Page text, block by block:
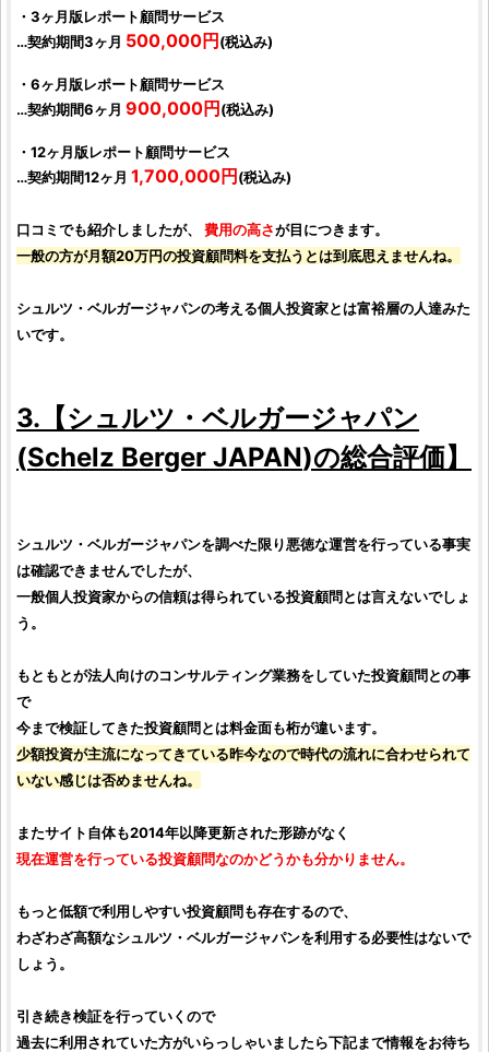
・3ヶ月版レポート顧問サービス
…契約期間3ヶ月 500,000円 (税込み)
・6ヶ月版レポート顧問サービス
…契約期間6ヶ月 900,000円 (税込み)
・12ヶ月版レポート顧問サービス
…契約期間12ヶ月 1,700,000円 (税込み)
口コミでも紹介しましたが、 費用の高さが目につきます。
一般の方が月額20万円の投資顧問料を支払うとは到底思えませんね。
シュルツ・ベルガージャパンの考える個人投資家とは富裕層の人達みた
いです。
3.【シュルツ・ベルガージャパン
(Schelz Berger JAPAN)の総合評価】
シュルツ・ベルガージャパンを調べた限り悪徳な運営を行っている事実
は確認できませんでしたが、
一般個人投資家からの信頼は得られている投資顧問とは言えないでしょ
う。
もともとが法人向けのコンサルティング業務をしていた投資顧問との事
で
今まで検証してきた投資顧問とは料金面も桁が違います。
少額投資が主流になってきている昨今なので時代の流れに合わせられて
いない感じは否めませんね。
またサイト自体も2014年以降更新された形跡がなく
現在運営を行っている投資顧問なのかどうかも分かりません。
もっと低額で利用しやすい投資顧問も存在するので、
わざわざ高額なシュルツ・ベルガージャパンを利用する必要性はないで
しょう。
引き続き検証を行っていくので
過去に利用されていた方がいらっしゃいましたら下記まで情報をお待ち